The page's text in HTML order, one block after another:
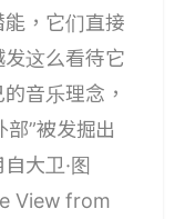
，它们直接
这么看待它
音乐理念，
部”被发掘出
大卫·图
View from